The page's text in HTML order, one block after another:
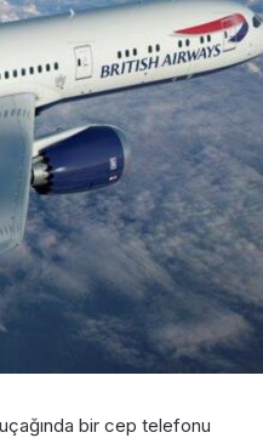
bir cep telefonu